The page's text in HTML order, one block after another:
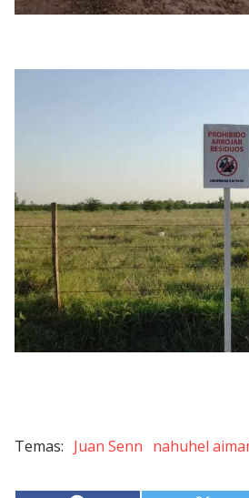
Juan Senn nahuhel